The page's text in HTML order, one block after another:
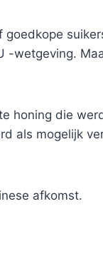
-wetgeving.
honing die
als mogelijk
afkomst.